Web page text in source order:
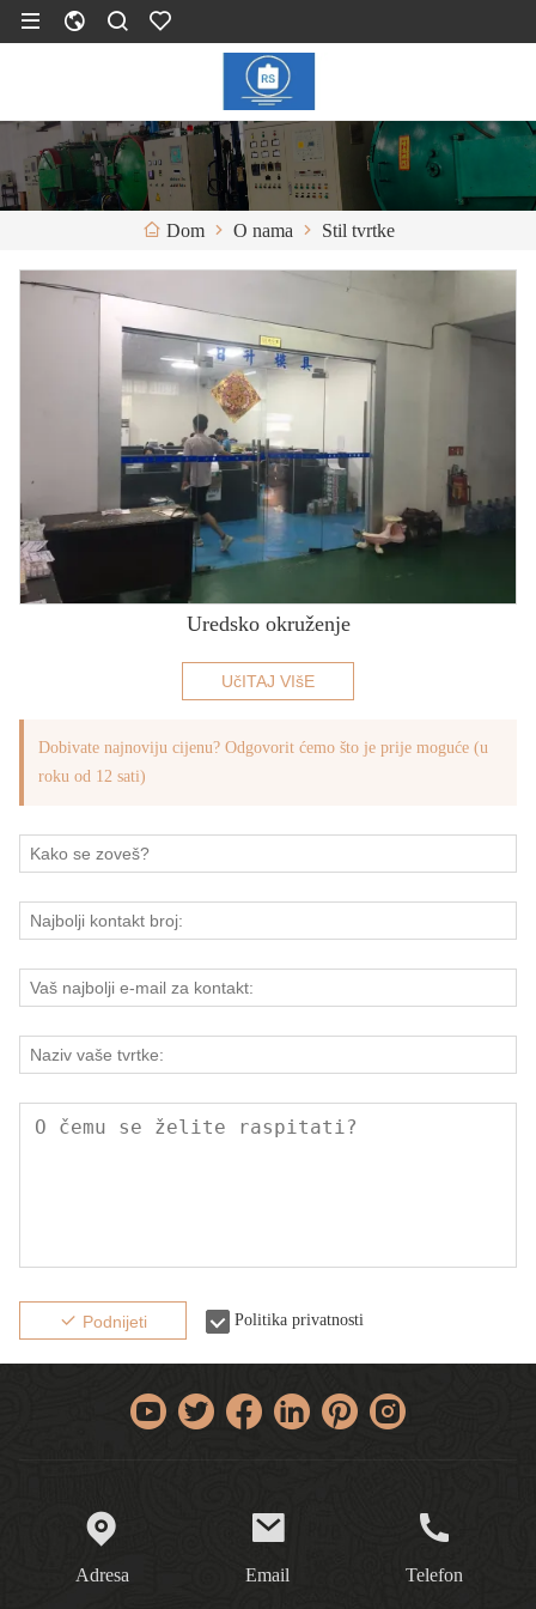
Dom O nama Stil tvrtke
Uredsko okruženje
UčITAJ VIšE
Dobivate najnoviju cijenu? Odgovorit ćemo što je prije moguće (u
roku od 12 sati)
Podnijeti Politika privatnosti
Adresa Email Telefon